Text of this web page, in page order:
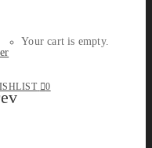
Your cart is empty.
0